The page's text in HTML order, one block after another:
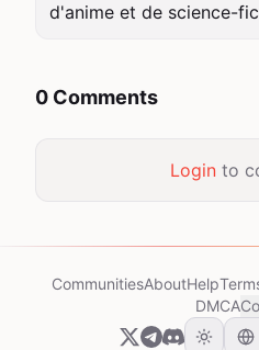
d'anime et de science-
0 Comments
Loginto
CommunitiesAboutHelp
DMCA